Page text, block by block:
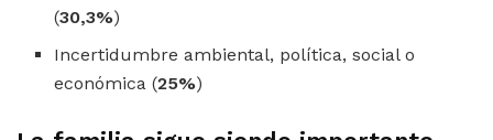
(30,3%)
Incertidumbre ambiental, política, social o
económica (25%)